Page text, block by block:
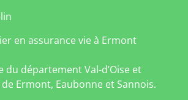
en assurance vie à Ermont
du département Val-d’Oise et
Ermont, Eaubonne et Sannois.